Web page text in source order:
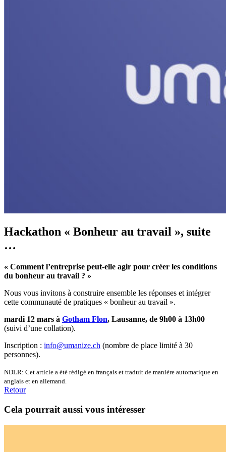
Hackathon « Bonheur au travail », suite
…
« Comment l’entreprise peut-elle agir pour créer les conditions
du bonheur au travail ? »
Nous vous invitons à construire ensemble les réponses et intégrer
cette communauté de pratiques « bonheur au travail ».
mardi 12 mars à Gotham Flon, Lausanne, de 9h00 à 13h00
(suivi d’une collation).
Inscription : info@umanize.ch (nombre de place limité à 30
personnes).
NDLR: Cet article a été rédigé en français et traduit de manière automatique en
anglais et en allemand.
Retour
Cela pourrait aussi vous intéresser